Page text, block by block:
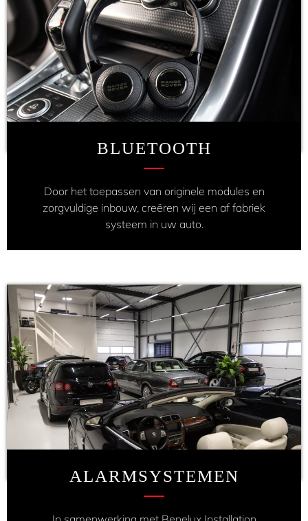
BLUETOOTH
Door het toepassen van originele modules en
zorgvuldige inbouw, creëren wij een af fabriek
systeem in uw auto.
ALARMSYSTEMEN